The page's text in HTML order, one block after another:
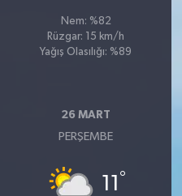
Nem: %82
Rüzgar: 15 km/h
Yağış Olasılığı: %89
26 MART
PERŞEMBE
11 °